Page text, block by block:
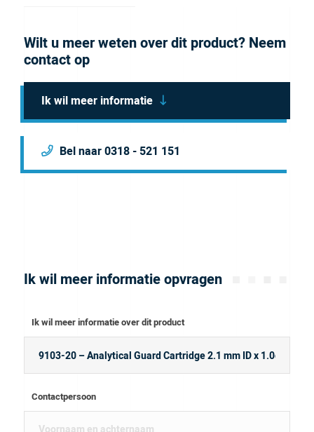
Wilt u meer weten over dit product? Neem
contact op
Ik wil meer informatie
Bel naar 0318 - 521 151
Ik wil meer informatie opvragen
Ik wil meer informatie over dit product
Contactpersoon